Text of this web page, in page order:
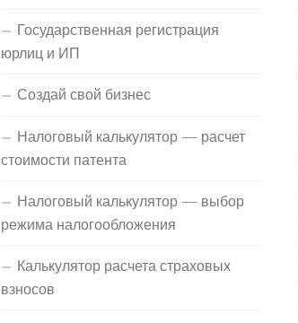
Государственная регистрация
юрлиц и ИП
Создай свой бизнес
Налоговый калькулятор — расчет
стоимости патента
Налоговый калькулятор — выбор
режима налогообложения
Калькулятор расчета страховых
взносов